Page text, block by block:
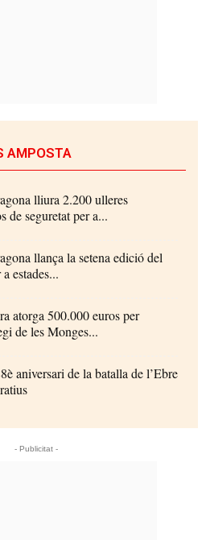
AMPOSTA
lliura 2.200 ulleres
de seguretat per a...
llança la setena edició del
estades...
atorga 500.000 euros per
de les Monges...
aniversari de la batalla de l’Ebre
- Publicitat -